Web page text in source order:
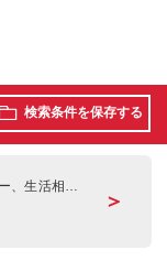
検索条件を保存する
、生活相談
＞